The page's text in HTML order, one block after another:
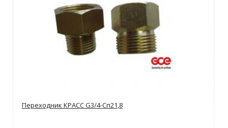
Переходник КРАСС G3/4-Сп21,8